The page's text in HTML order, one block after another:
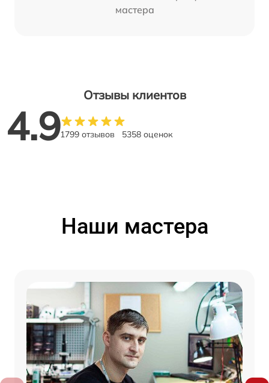
мастера
Отзывы клиентов
4.91799 отзывов 5358 оценок
Наши мастера